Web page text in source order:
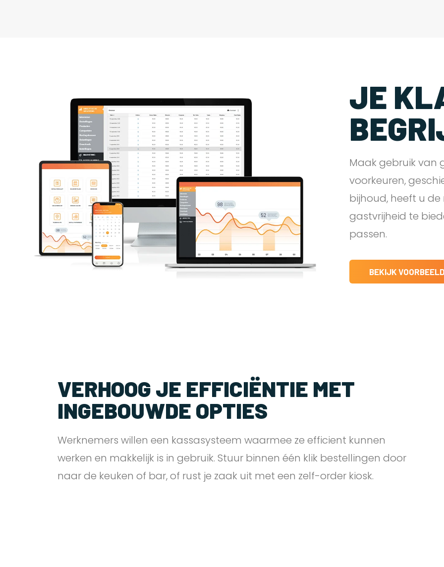
JE
Maak gebruik van
voorkeuren,
bijhoud, heeft u
gastvrijheid te
passen.
BEKIJK
VERHOOG JE EFFICIËNTIE MET
INGEBOUWDE OPTIES
Werknemers willen een kassasysteem waarmee ze efficient kunnen
werken en makkelijk is in gebruik. Stuur binnen één klik bestellingen door
naar de keuken of bar, of rust je zaak uit met een zelf-order kiosk.